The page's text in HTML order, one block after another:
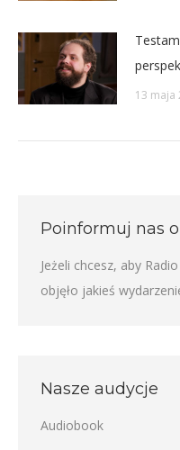
13 maja
Poinformuj nas
Jeżeli chcesz, aby
objęło jakieś
Nasze audycje
Audiobook